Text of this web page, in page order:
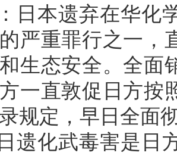
日本遗弃在华化
严重罪行之一，
生态安全。全面
一直敦促日方按
规定，早日全面
遗化武毒害是日